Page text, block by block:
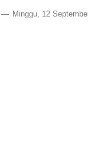
Minggu, 12